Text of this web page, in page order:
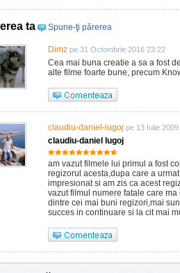
ta Spune-ţi părerea
Dimz pe 31 Octombrie 2016 23:22
Cea mai buna creatie a sa a fost
alte filme foarte bune, precum
claudiu-daniel-lugoj pe 13 Iulie 2009
claudiu-daniel lugoj
am vazut filmele lui primul a fost
regizorul acesta,dupa care a
impresionat si am zis ca acest
vazut filmul numere fatale care
dintre cei mai buni regizori,mai
succes in continuare si la cit mai